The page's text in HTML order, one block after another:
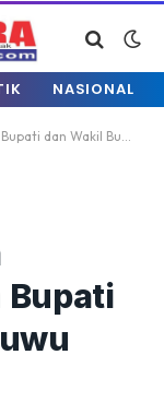
NASIONAL
Bupati Luwu Utara
Bupati